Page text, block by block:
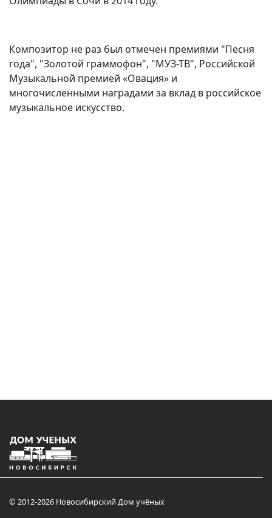
Композитор не раз был отмечен премиями "Песня
года", "Золотой граммофон", "МУЗ-ТВ", Российской
Музыкальной премией «Овация» и
многочисленными наградами за вклад в российское
музыкальное искусство.
© 2012-2026 Новосибирский Дом учёных